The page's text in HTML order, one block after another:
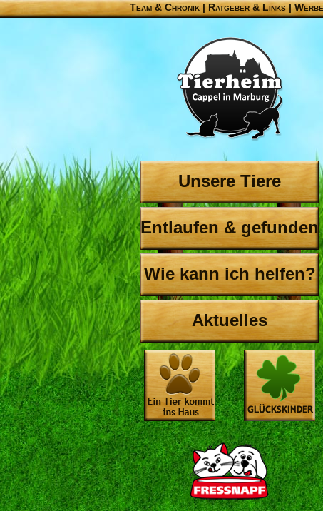
Team & Chronik |Ratgeber & Links|
Unsere Tiere
Entlaufen & gefunden
Wie kann ich helfen?
Aktuelles